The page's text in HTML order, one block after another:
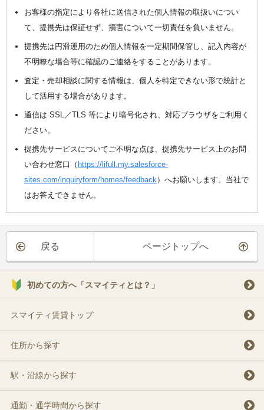
お客様の指定により各社に送信された個人情報の取扱いについ
て、提携先は保証せず、損害について一切責任を負いません。
提携先は円滑運用のため個人情報を一定期間保管し、記入内容が
不明瞭な場合等に確認のご連絡をすることがあります。
査定・売却相談に関する情報は、個人を特定できない形で統計と
して活用する場合があります。
通信は SSL／TLS 等により暗号化され、対応ブラウザをご利用く
ださい。
提携先サービスについてご不明な点は、提携先サービス上のお問
い合わせ窓口（ https://lifull.my.salesforce-
sites.com/inquiryform/homes/feedback ）へお願いします。当社で
はお答えできません。
戻る ページトップへ
初めての方へ「スマイティとは？」
スマイティ賃貸トップ
住所から探す
駅・沿線から探す
通勤・通学時間から探す